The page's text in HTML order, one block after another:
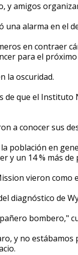
y amigos
una alarma en el
en contraer
para el próximo
la oscuridad.
de que el Instituto
a conocer sus
población en
y un 14 % más
vieron como
diagnóstico de
bombero,"
y no